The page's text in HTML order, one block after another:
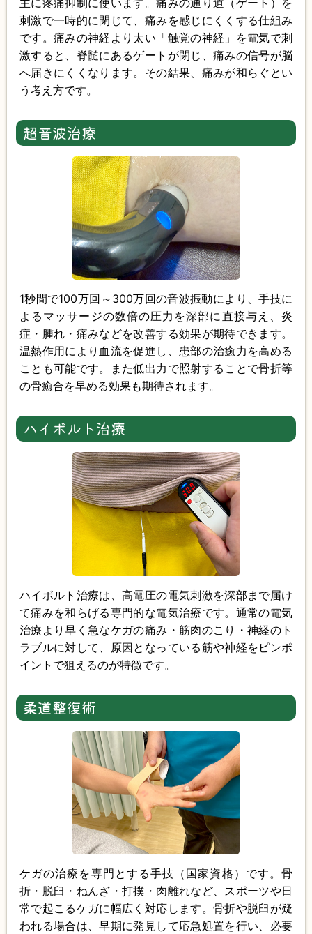
刺激で一時的に閉じて、痛みを感じにくくする仕組み
です。痛みの神経より太い「触覚の神経」を電気で刺
激すると、脊髄にあるゲートが閉じ、痛みの信号が脳
へ届きにくくなります。その結果、痛みが和らぐとい
う考え方です。
超音波治療
1秒間で100万回～300万回の音波振動により、手技に
よるマッサージの数倍の圧力を深部に直接与え、炎
症・腫れ・痛みなどを改善する効果が期待できます。
温熱作用により血流を促進し、患部の治癒力を高める
ことも可能です。また低出力で照射することで骨折等
の骨癒合を早める効果も期待されます。
ハイボルト治療
ハイボルト治療は、高電圧の電気刺激を深部まで届け
て痛みを和らげる専門的な電気治療です。通常の電気
治療より早く急なケガの痛み・筋肉のこり・神経のト
ラブルに対して、原因となっている筋や神経をピンポ
イントで狙えるのが特徴です。
柔道整復術
ケガの治療を専門とする手技（国家資格）です。骨
折・脱臼・ねんざ・打撲・肉離れなど、スポーツや日
常で起こるケガに幅広く対応します。骨折や脱臼が疑
われる場合は、早期に発見して応急処置を行い、必要